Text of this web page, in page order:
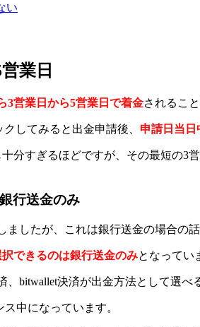
い
業日
3営業日から5営業日で着金されるこ
してみると出金申請後、 申請日当日
分すぎるほどですが、その最短の
行送金のみ
したが、これは銀行送金の場合の話
できるのは銀行送金のみとなってい
bitwallet決済が出金方法として選べ
中になっています。